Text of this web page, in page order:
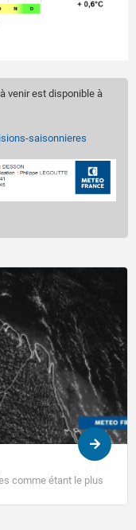
venir est disponible à
saisonnieres
comme étant le plus